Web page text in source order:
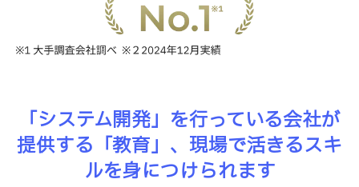
「システム開発」を行っている会社が
提供する「教育」、 現場で活きるスキ
ルを身につけられます